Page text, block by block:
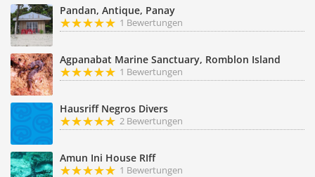
Pandan, Antique, Panay
1 Bewertungen
Agpanabat Marine Sanctuary, Romblon Island
1 Bewertungen
Hausriff Negros Divers
2 Bewertungen
Amun Ini House RIff
1 Bewertungen